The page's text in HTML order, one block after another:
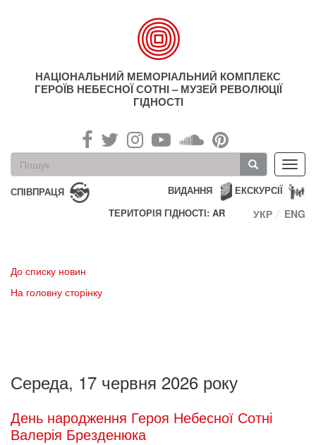
НАЦІОНАЛЬНИЙ МЕМОРІАЛЬНИЙ КОМПЛЕКС
ГЕРОЇВ НЕБЕСНОЇ СОТНІ – МУЗЕЙ РЕВОЛЮЦІЇ
ГІДНОСТІ
Пошукова
форма
Пошук
СПІВПРАЦЯ ЕКСКУРСІЇ
ВИДАННЯ
ТЕРИТОРІЯ ГІДНОСТІ: AR
УКР ENG
До списку новин
На головну сторінку
Середа, 17 червня 2026 року
День народження Героя Небесної Сотні
Валерія Брезденюка